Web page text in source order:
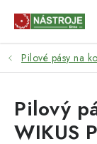
NÁSTROJE
AKCE
BRUSIVO
Pilové pásy na
Pilový
WIKUS